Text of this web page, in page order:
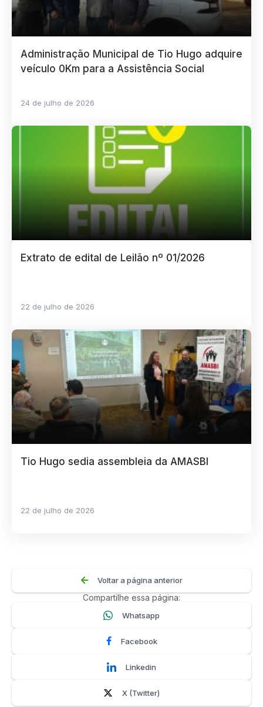
Administração Municipal de Tio Hugo adquire
veículo 0Km para a Assistência Social
24 de julho de 2026
Extrato de edital de Leilão nº 01/2026
22 de julho de 2026
Tio Hugo sedia assembleia da AMASBI
22 de julho de 2026
Voltar a página anterior
Compartilhe essa página:
Whatsapp
Facebook
Linkedin
X (Twitter)